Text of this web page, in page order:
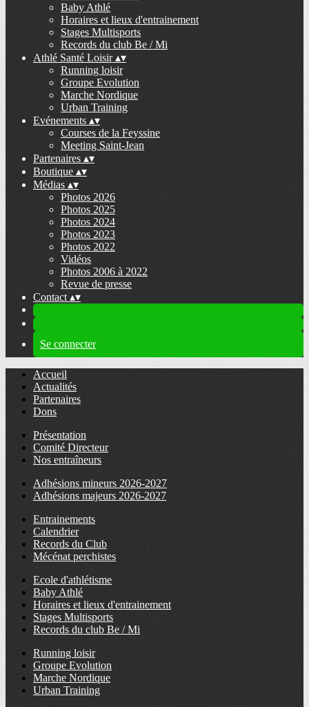
Baby Athlé
Horaires et lieux d'entrainement
Stages Multisports
Records du club Be / Mi
Athlé Santé Loisir▴▾
Running loisir
Groupe Evolution
Marche Nordique
Urban Training
Evénements ▴▾
Courses de la Feyssine
Meeting Saint-Jean
Partenaires ▴▾
Boutique ▴▾
Médias ▴▾
Photos 2026
Photos 2025
Photos 2024
Photos 2023
Photos 2022
Vidéos
Photos 2006 à 2022
Revue de presse
Contact ▴▾
Se connecter
Accueil
Actualités
Partenaires
Dons
Présentation
Comité Directeur
Nos entraîneurs
Adhésions mineurs 2026-2027
Adhésions majeurs 2026-2027
Entrainements
Calendrier
Records du Club
Mécénat perchistes
Ecole d'athlétisme
Baby Athlé
Horaires et lieux d'entrainement
Stages Multisports
Records du club Be / Mi
Running loisir
Groupe Evolution
Marche Nordique
Urban Training